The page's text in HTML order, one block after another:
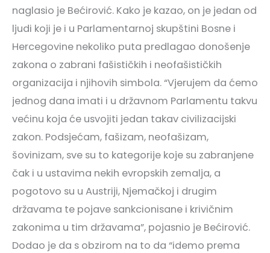
naglasio je Bećirović. Kako je kazao, on je jedan od
ljudi koji je i u Parlamentarnoj skupštini Bosne i
Hercegovine nekoliko puta predlagao donošenje
zakona o zabrani fašističkih i neofašističkih
organizacija i njihovih simbola. “Vjerujem da ćemo
jednog dana imati i u državnom Parlamentu takvu
većinu koja će usvojiti jedan takav civilizacijski
zakon. Podsjećam, fašizam, neofašizam,
šovinizam, sve su to kategorije koje su zabranjene
čak i u ustavima nekih evropskih zemalja, a
pogotovo su u Austriji, Njemačkoj i drugim
državama te pojave sankcionisane i krivičnim
zakonima u tim državama”, pojasnio je Bećirović.
Dodao je da s obzirom na to da “idemo prema